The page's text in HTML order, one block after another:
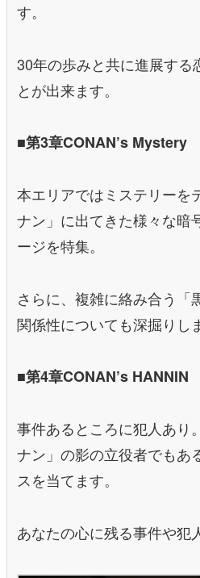
す。
30年の歩みと共に進展する
とが出来ます。
■第3章CONAN’s Mystery
本エリアではミステリーを
ナン」に出てきた様々な暗
ージを特集。
さらに、複雑に絡み合う「
関係性についても深掘りし
■第4章CONAN’s HANNIN
事件あるところに犯人あり
ナン」の影の立役者でもあ
スを当てます。
あなたの心に残る事件や犯